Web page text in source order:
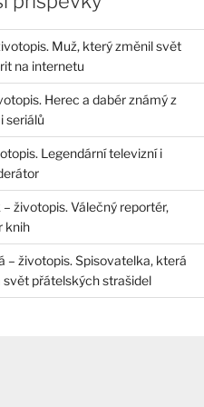
Muž, který změnil svět
na internetu
Herec a dabér známý z
seriálů
Legendární televizní i
životopis. Válečný reportér,
knih
– životopis. Spisovatelka, která
přátelských strašidel